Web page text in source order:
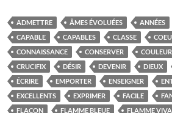
ADMETTRE ÂMES ÉVOLUÉES ANNÉES
CAPABLE
CAPABLES CLASSE
CONNAISSANCE
CONSERVER COULEUR
CRUCIFIX
DÉSIR DEVENIR DIEUX
ÉCRIRE
EMPORTER ENSEIGNER
EXCELLENTS
EXPRIMER FACILE
FLACON
FLAMME BLEUE FLAMME